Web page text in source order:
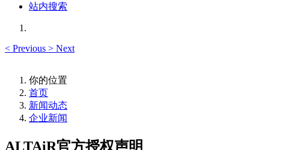
站内搜索
< Previous > Next
你的位置
首页
新闻动态
企业新闻
ALTAiR官方授权声明